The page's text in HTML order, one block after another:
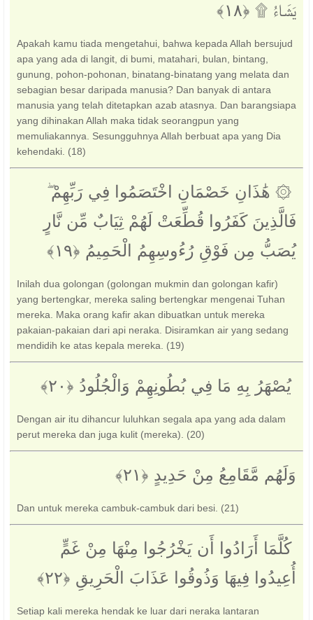
يَشَاءُ ۩ ‎﴿١٨﴾
Apakah kamu tiada mengetahui, bahwa kepada Allah bersujud
apa yang ada di langit, di bumi, matahari, bulan, bintang,
gunung, pohon-pohonan, binatang-binatang yang melata dan
sebagian besar daripada manusia? Dan banyak di antara
manusia yang telah ditetapkan azab atasnya. Dan barangsiapa
yang dihinakan Allah maka tidak seorangpun yang
memuliakannya. Sesungguhnya Allah berbuat apa yang Dia
kehendaki. (18)
‏ ۞ هَٰذَانِ خَصْمَانِ اخْتَصَمُوا فِي رَبِّهِمْ ۖ
فَالَّذِينَ كَفَرُوا قُطِّعَتْ لَهُمْ ثِيَابٌ مِّن نَّارٍ
يُصَبُّ مِن فَوْقِ رُءُوسِهِمُ الْحَمِيمُ ‎﴿١٩﴾
Inilah dua golongan (golongan mukmin dan golongan kafir)
yang bertengkar, mereka saling bertengkar mengenai Tuhan
mereka. Maka orang kafir akan dibuatkan untuk mereka
pakaian-pakaian dari api neraka. Disiramkan air yang sedang
mendidih ke atas kepala mereka. (19)
‏ يُصْهَرُ بِهِ مَا فِي بُطُونِهِمْ وَالْجُلُودُ ‎﴿٢٠﴾‏
Dengan air itu dihancur luluhkan segala apa yang ada dalam
perut mereka dan juga kulit (mereka). (20)
وَلَهُم مَّقَامِعُ مِنْ حَدِيدٍ ‎﴿٢١﴾
Dan untuk mereka cambuk-cambuk dari besi. (21)
‏ كُلَّمَا أَرَادُوا أَن يَخْرُجُوا مِنْهَا مِنْ غَمٍّ
أُعِيدُوا فِيهَا وَذُوقُوا عَذَابَ الْحَرِيقِ ‎﴿٢٢﴾‏
Setiap kali mereka hendak ke luar dari neraka lantaran